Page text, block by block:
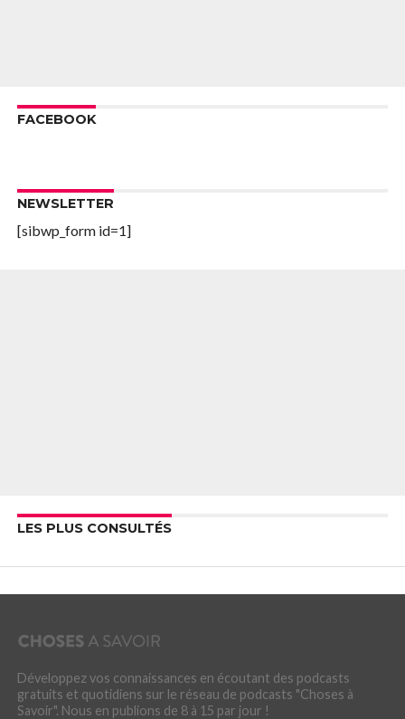
FACEBOOK
NEWSLETTER
[sibwp_form id=1]
LES PLUS CONSULTÉS
Développez vos connaissances en écoutant des podcasts
gratuits et quotidiens sur le réseau de podcasts "Choses à
Savoir". Nous en publions de 8 à 15 par jour !